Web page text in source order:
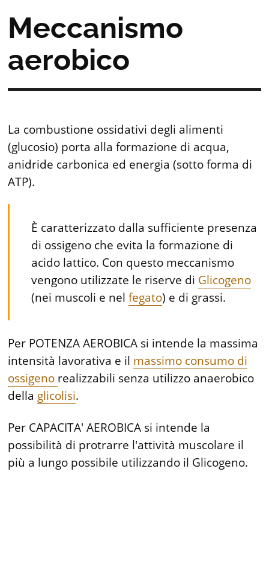
Meccanismo
aerobico
La combustione ossidativi degli alimenti
(glucosio) porta alla formazione di acqua,
anidride carbonica ed energia (sotto forma di
ATP).
È caratterizzato dalla sufficiente presenza
di ossigeno che evita la formazione di
acido lattico. Con questo meccanismo
vengono utilizzate le riserve di Glicogeno
(nei muscoli e nelfegato) e di grassi.
Per POTENZA AEROBICA si intende la massima
intensità lavorativa e il massimo consumo di
ossigeno realizzabili senza utilizzo anaerobico
della glicolisi.
Per CAPACITA' AEROBICA si intende la
possibilità di protrarre l'attività muscolare il
più a lungo possibile utilizzando il Glicogeno.